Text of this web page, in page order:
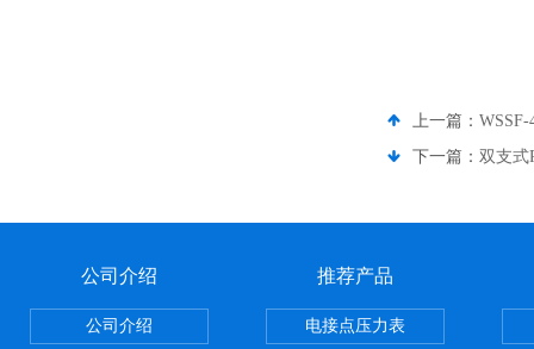
上一篇：
下一篇： 双支式
公司介绍
公司介绍
推荐产品
电接点压力表